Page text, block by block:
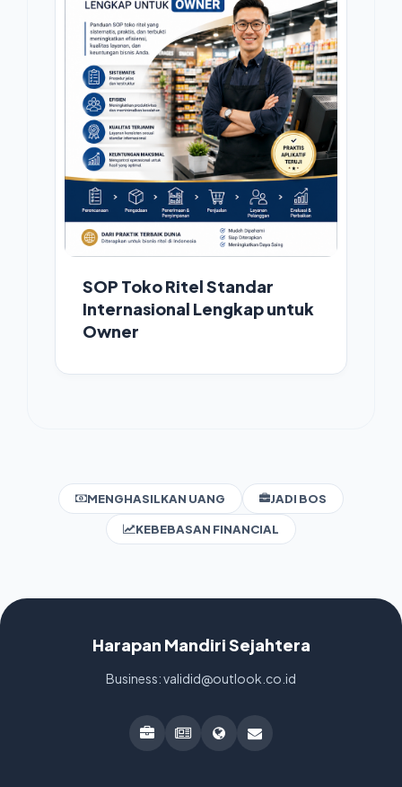
SOP Toko Ritel Standar
Internasional Lengkap untuk
Owner
MENGHASILKAN UANG JADI BOS
KEBEBASAN FINANCIAL
Harapan Mandiri Sejahtera
Business: validid@outlook.co.id